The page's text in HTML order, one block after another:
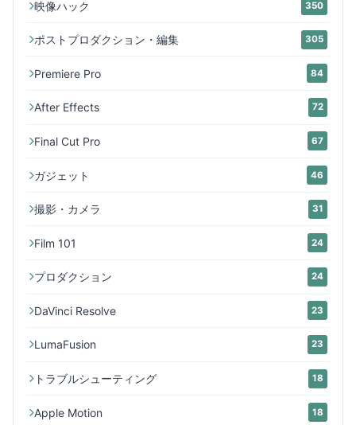
映像ハック 350
ポストプロダクション・編集 305
Premiere Pro 84
After Effects 72
Final Cut Pro 67
ガジェット 46
撮影・カメラ 31
Film 101 24
プロダクション 24
DaVinci Resolve 23
LumaFusion 23
トラブルシューティング 18
Apple Motion 18